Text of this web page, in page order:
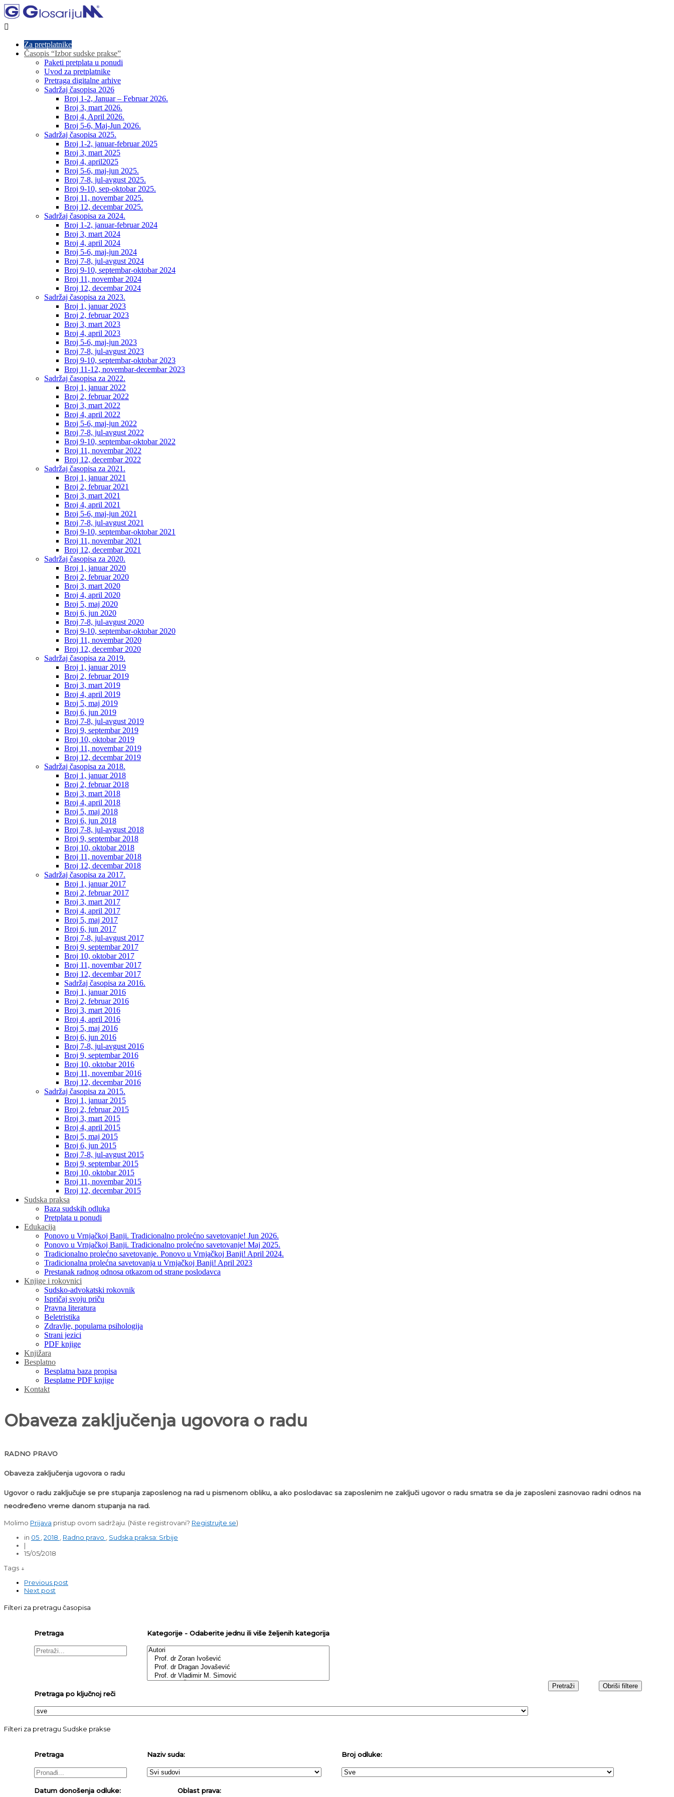

Za pretplatnike
Časopis “Izbor sudske prakse”
Paketi pretplata u ponudi
Uvod za pretplatnike
Pretraga digitalne arhive
Sadržaj časopisa 2026
Broj 1-2, Januar – Februar 2026.
Broj 3, mart 2026.
Broj 4, April 2026.
Broj 5-6, Maj-Jun 2026.
Sadržaj časopisa 2025.
Broj 1-2, januar-februar 2025
Broj 3, mart 2025
Broj 4, april2025
Broj 5-6, maj-jun 2025.
Broj 7-8, jul-avgust 2025.
Broj 9-10, sep-oktobar 2025.
Broj 11, novembar 2025.
Broj 12, decembar 2025.
Sadržaj časopisa za 2024.
Broj 1-2, januar-februar 2024
Broj 3, mart 2024
Broj 4, april 2024
Broj 5-6, maj-jun 2024
Broj 7-8, jul-avgust 2024
Broj 9-10, septembar-oktobar 2024
Broj 11, novembar 2024
Broj 12, decembar 2024
Sadržaj časopisa za 2023.
Broj 1, januar 2023
Broj 2, februar 2023
Broj 3, mart 2023
Broj 4, april 2023
Broj 5-6, maj-jun 2023
Broj 7-8, jul-avgust 2023
Broj 9-10, septembar-oktobar 2023
Broj 11-12, novembar-decembar 2023
Sadržaj časopisa za 2022.
Broj 1, januar 2022
Broj 2, februar 2022
Broj 3, mart 2022
Broj 4, april 2022
Broj 5-6, maj-jun 2022
Broj 7-8, jul-avgust 2022
Broj 9-10, septembar-oktobar 2022
Broj 11, novembar 2022
Broj 12, decembar 2022
Sadržaj časopisa za 2021.
Broj 1, januar 2021
Broj 2, februar 2021
Broj 3, mart 2021
Broj 4, april 2021
Broj 5-6, maj-jun 2021
Broj 7-8, jul-avgust 2021
Broj 9-10, septembar-oktobar 2021
Broj 11, novembar 2021
Broj 12, decembar 2021
Sadržaj časopisa za 2020.
Broj 1, januar 2020
Broj 2, februar 2020
Broj 3, mart 2020
Broj 4, april 2020
Broj 5, maj 2020
Broj 6, jun 2020
Broj 7-8, jul-avgust 2020
Broj 9-10, septembar-oktobar 2020
Broj 11, novembar 2020
Broj 12, decembar 2020
Sadržaj časopisa za 2019.
Broj 1, januar 2019
Broj 2, februar 2019
Broj 3, mart 2019
Broj 4, april 2019
Broj 5, maj 2019
Broj 6, jun 2019
Broj 7-8, jul-avgust 2019
Broj 9, septembar 2019
Broj 10, oktobar 2019
Broj 11, novembar 2019
Broj 12, decembar 2019
Sadržaj časopisa za 2018.
Broj 1, januar 2018
Broj 2, februar 2018
Broj 3, mart 2018
Broj 4, april 2018
Broj 5, maj 2018
Broj 6, jun 2018
Broj 7-8, jul-avgust 2018
Broj 9, septembar 2018
Broj 10, oktobar 2018
Broj 11, novembar 2018
Broj 12, decembar 2018
Sadržaj časopisa za 2017.
Broj 1, januar 2017
Broj 2, februar 2017
Broj 3, mart 2017
Broj 4, april 2017
Broj 5, maj 2017
Broj 6, jun 2017
Broj 7-8, jul-avgust 2017
Broj 9, septembar 2017
Broj 10, oktobar 2017
Broj 11, novembar 2017
Broj 12, decembar 2017
Sadržaj časopisa za 2016.
Broj 1, januar 2016
Broj 2, februar 2016
Broj 3, mart 2016
Broj 4, april 2016
Broj 5, maj 2016
Broj 6, jun 2016
Broj 7-8, jul-avgust 2016
Broj 9, septembar 2016
Broj 10, oktobar 2016
Broj 11, novembar 2016
Broj 12, decembar 2016
Sadržaj časopisa za 2015.
Broj 1, januar 2015
Broj 2, februar 2015
Broj 3, mart 2015
Broj 4, april 2015
Broj 5, maj 2015
Broj 6, jun 2015
Broj 7-8, jul-avgust 2015
Broj 9, septembar 2015
Broj 10, oktobar 2015
Broj 11, novembar 2015
Broj 12, decembar 2015
Sudska praksa
Baza sudskih odluka
Pretplata u ponudi
Edukacija
Ponovo u Vrnjačkoj Banji. Tradicionalno prolećno savetovanje! Jun 2026.
Ponovo u Vrnjačkoj Banji. Tradicionalno prolećno savetovanje! Maj 2025.
Tradicionalno prolećno savetovanje. Ponovo u Vrnjačkoj Banji! April 2024.
Tradicionalna prolećna savetovanja u Vrnjačkoj Banji! April 2023
Prestanak radnog odnosa otkazom od strane poslodavca
Knjige i rokovnici
Sudsko-advokatski rokovnik
Ispričaj svoju priču
Pravna literatura
Beletristika
Zdravlje, popularna psihologija
Strani jezici
PDF knjige
Knjižara
Besplatno
Besplatna baza propisa
Besplatne PDF knjige
Kontakt
Obaveza zaključenja ugovora o radu
RADNO PRAVO
Obaveza zaključenja ugovora o radu
Ugovor o radu zaključuje se pre stupanja zaposlenog na rad u pismenom obliku, a ako poslodavac sa zaposlenim ne zaključi ugovor o radu smatra se da je zaposleni zasnovao radni odnos na
neodređeno vreme danom stupanja na rad.
Molimo Prijava pristup ovom sadržaju. (Niste registrovani? Registrujte se)
in 05 2018 Radno pravo
Sudska praksa: Srbije
|
15/05/2018
Tags ↓
Previous post
Next post
Filteri za pretragu časopisa
Pretraga Kategorije - Odaberite jednu ili više željenih kategorija
Pretraga po ključnoj reči
Filteri za pretragu Sudske prakse
Pretraga Naziv suda: Broj odluke:
Datum donošenja odluke: Oblast prava: